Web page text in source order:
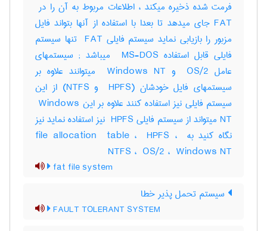
FAT جای میدهد تا بعدا با استفاده از آنها بتواند فایل
مزبور را بازیابی نماید سیستم فایلی ‎ FAT تنها سیستم
فایلی قابل استفاده ‎ MS-DOS میباشد‎ ; سیستمهای
عامل ‎ OS/2 و ‎ Windows NT میتوانند علاوه بر
سیستمهای فایل خودشان (‎ HPFS و ‎NTFS) از این
سیستم فایلی نیز استفاده کنند علاوه بر این ‎ Windows
NT میتواند از سیستم فایلی ‎ HPFS نیز استفاده نماید نیز
نگاه کنید به ‎file allocation ‎ table ، ‎ HPFS ، ‎
NTFS ، ‎ OS/2 ، ‎ Windows NT
fat file system
سیستم تحمل پذیر خطا
FAULT TOLERANT SYSTEM